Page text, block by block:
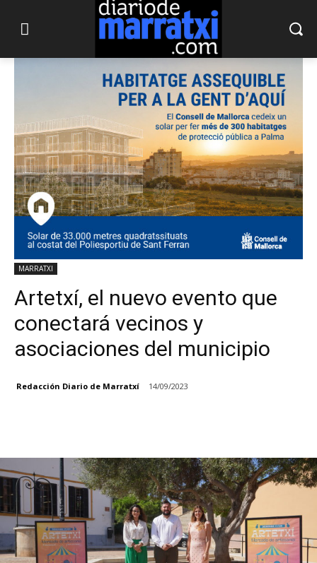
MARRATXI
Artetxí, el nuevo evento que
conectará vecinos y
asociaciones del municipio
Redacción Diario de Marratxí 14/09/2023